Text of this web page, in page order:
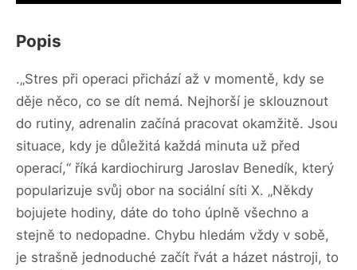
Popis
.„Stres při operaci přichází až v momentě, kdy se
děje něco, co se dít nemá. Nejhorší je sklouznout
do rutiny, adrenalin začíná pracovat okamžitě. Jsou
situace, kdy je důležitá každá minuta už před
operací,“ říká kardiochirurg Jaroslav Benedík, který
popularizuje svůj obor na sociální síti X. „Někdy
bojujete hodiny, dáte do toho úplně všechno a
stejně to nedopadne. Chybu hledám vždy v sobě,
je strašně jednoduché začít řvát a házet nástroji, to